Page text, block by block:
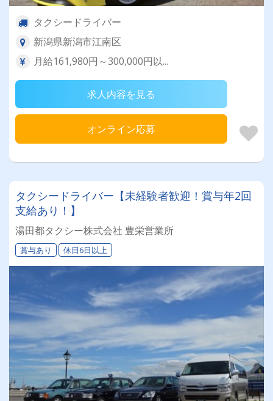
タクシードライバー
新潟県新潟市江南区
月給161,980円～300,000円以...
求人内容を見る
オンライン応募
タクシードライバー【未経験者歓迎！賞与年2回
支給あり！】
湯田都タクシー株式会社 豊栄営業所
賞与あり 休日6日以上